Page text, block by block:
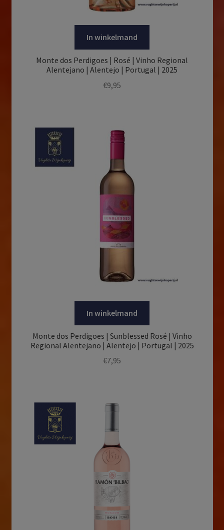
In winkelmand
Monte dos Perdigoes | Rosé | Vinho Regional
Alentejano | Alentejo | Portugal | 2025
€9,95
In winkelmand
Monte dos Perdigoes | Sunblessed Rosé | Vinho
Regional Alentejano | Alentejo | Portugal | 2025
€7,95